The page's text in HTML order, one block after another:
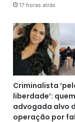
17 horas atrás
Criminalista
liberdade’:
advogada alvo
operação por